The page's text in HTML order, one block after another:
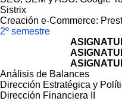
Sistrix
Creación e-Commerce:
2º semestre
Análisis de Balances
Dirección Estratégica y
Dirección Financiera II